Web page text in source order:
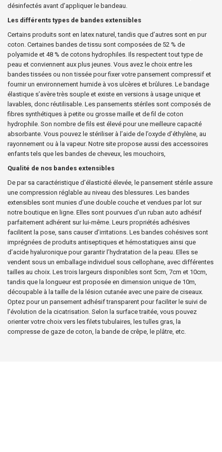
désinfectés avant d’appliquer le bandeau.
Les différents types de bandes extensibles
Certains produits sont en latex naturel , tandis que d’autres sont en pur
coton. Certaines bandes de tissu sont composées de 52 % de
polyamide et 48 % de cotons hydrophiles. Ils respectent tout type de
peau et conviennent aux plus jeunes. Vous avez le choix entre les
bandes tissées ou non tissée pour fixer votre pansement compressif et
fournir un environnement humide à vos ulcères et brûlures. Le bandage
élastique s’avère très souple et existe en versions à usage unique et
lavables, donc réutilisable. Les pansements stériles sont composés de
fibres synthétiques à petite ou grosse maille et de fil de coton
hydrophile. Son nombre de fils est élevé pour une meilleure capacité
absorbante. Vous pouvez le stériliser à l’aide de l’oxyde d’éthylène, au
rayonnement ou à la vapeur. Notre site propose aussi des accessoires
enfants tels que les bandes de cheveux, les mouchoirs,
Qualité de nos bandes extensibles
De par sa caractéristique d’élasticité élevée, le pansement stérile assure
une compression réglable au niveau des blessures. Les bandes
extensibles sont munies d’une double couche et vendues par lot sur
notre boutique en ligne. Elles sont pourvues d’un ruban auto adhésif
parfaitement adhérent sur lui-même. Leurs propriétés adhésives
facilitent la pose, sans causer d’irritations. Les bandes cohésives sont
imprégnées de produits antiseptiques et hémostatiques ainsi que
d’acide hyaluronique pour garantir l’hydratation de la peau. Elles se
vendent sous un emballage individuel sous cellophane, avec différentes
tailles au choix. Les trois largeurs disponibles sont 5cm, 7cm et 10cm,
tandis que la longueur est proposée en dimension unique de 10m,
découpable à la taille de la lésion cutanée avec une paire de ciseaux.
Optez pour un pansement adhésif transparent pour faciliter le suivi de
l’évolution de la cicatrisation. Selon la surface traitée, vous pouvez
orienter votre choix vers les filets tubulaires, les tulles gras, la
compresse de gaze de coton, la bande de crêpe, le plâtre, etc.